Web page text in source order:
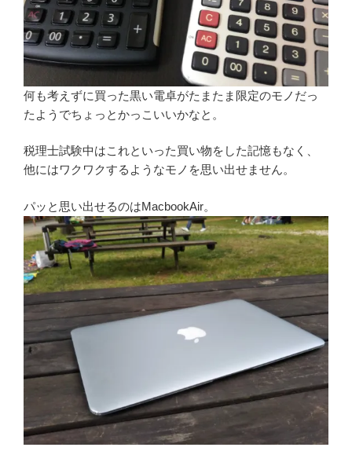
何も考えずに買った黒い電卓がたまたま限定のモノだっ
たようでちょっとかっこいいかなと。
税理士試験中はこれといった買い物をした記憶もなく、
他にはワクワクするようなモノを思い出せません。
パッと思い出せるのはMacbookAir。